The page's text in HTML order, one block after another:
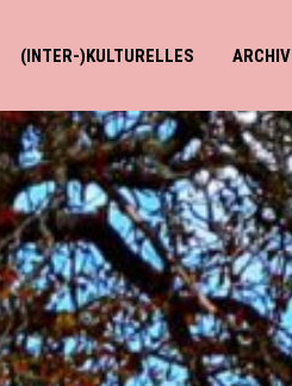
(INTER-)KULTURELLES ARCHIV